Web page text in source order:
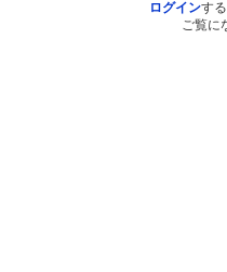
ログインす
ご覧に